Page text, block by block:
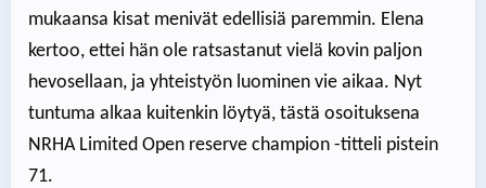
mukaansa kisat menivät edellisiä paremmin. Elena
kertoo, ettei hän ole ratsastanut vielä kovin paljon
hevosellaan, ja yhteistyön luominen vie aikaa. Nyt
tuntuma alkaa kuitenkin löytyä, tästä osoituksena
NRHA Limited Open reserve champion -titteli pistein
71.